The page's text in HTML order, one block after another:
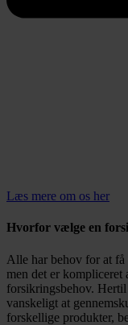
Læs mere om os her
Hvorfor vælge en
Alle har behov for at
men det er
forsikringsbehov.
vanskeligt at
forskellige produkter,